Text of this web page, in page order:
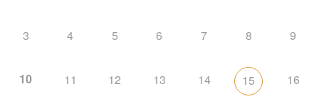
3 4 5 6 7 8 9
10 11 12 13 14 15 16